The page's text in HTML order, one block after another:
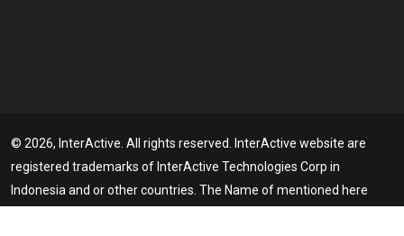
© 2026, InterActive. All rights reserved. InterActive website are
registered trademarks of InterActive Technologies Corp in
Indonesia and or other countries. The Name of mentioned here